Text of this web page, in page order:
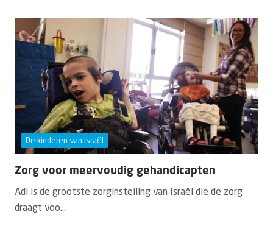
De kinderen van Israël
Zorg voor meervoudig gehandicapten
Adi is de grootste zorginstelling van Israël die de zorg
draagt voo...